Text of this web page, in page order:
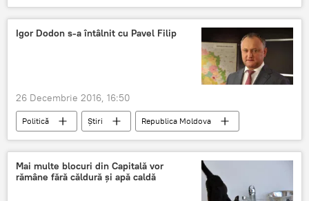
Ion Ceban
Președinție
UE
președinție
drapel
Ion Ceban
Igor Dodon s-a întâlnit cu Pavel Filip
26 Decembrie 2016, 16:50
Politică Știri
Republica Moldova
Moldova
întrevedere
premier
președinte
Pavel Filip Igor Dodon
Mai multe blocuri din Capitală vor
rămâne fără căldură și apă caldă